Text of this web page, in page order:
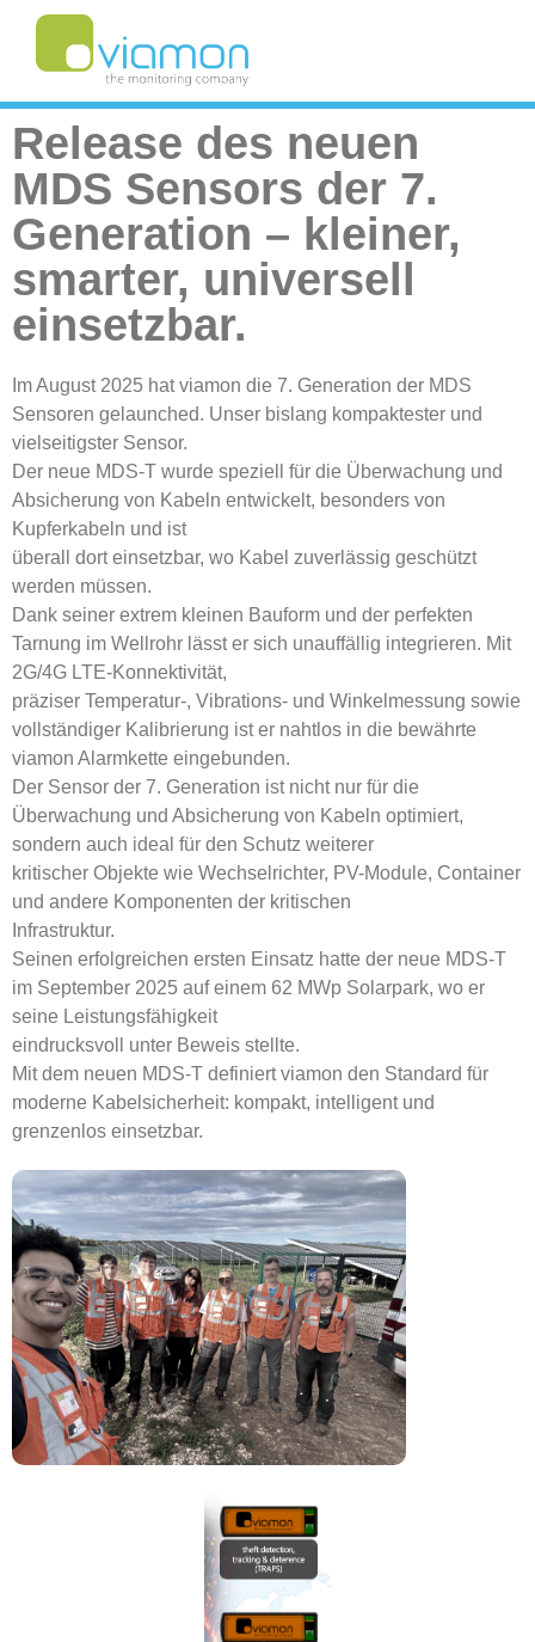
Release des neuen
MDS Sensors der 7.
Generation – kleiner,
smarter, universell
einsetzbar.
Im August 2025 hat viamon die 7. Generation der MDS
Sensoren gelaunched. Unser bislang kompaktester und
vielseitigster Sensor.
Der neue MDS-T wurde speziell für die Überwachung und
Absicherung von Kabeln entwickelt, besonders von
Kupferkabeln und ist
überall dort einsetzbar, wo Kabel zuverlässig geschützt
werden müssen.
Dank seiner extrem kleinen Bauform und der perfekten
Tarnung im Wellrohr lässt er sich unauffällig integrieren. Mit
2G/4G LTE-Konnektivität,
präziser Temperatur-, Vibrations- und Winkelmessung sowie
vollständiger Kalibrierung ist er nahtlos in die bewährte
viamon Alarmkette eingebunden.
Der Sensor der 7. Generation ist nicht nur für die
Überwachung und Absicherung von Kabeln optimiert,
sondern auch ideal für den Schutz weiterer
kritischer Objekte wie Wechselrichter, PV-Module, Container
und andere Komponenten der kritischen
Infrastruktur.
Seinen erfolgreichen ersten Einsatz hatte der neue MDS-T
im September 2025 auf einem 62 MWp Solarpark, wo er
seine Leistungsfähigkeit
eindrucksvoll unter Beweis stellte.
Mit dem neuen MDS-T definiert viamon den Standard für
moderne Kabelsicherheit: kompakt, intelligent und
grenzenlos einsetzbar.